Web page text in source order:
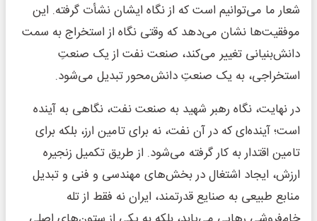
شعار ما می‌توانیم است که از نگاه ایشان نشأت گرفته. این
موفقیت‌ها نشان می‌دهد که وقتی نگاه از استخراج به سمت
دانش‌بنیانی تغییر می‌کند، صنعت نفت از یک صنعتِ
استخراجی، به یک صنعتِ دانش‌محور تبدیل می‌شود.
در نهایت، نگاه رهبر شهید به صنعت نفت، نگاهی به آینده
است؛ آینده‌ای که در آن نفت، نه برای تامین ارز، بلکه برای
تامین اقتدار به کار گرفته می‌شود. از طریق تکمیل زنجیره
ارزش، ایجاد اشتغال در بخش‌های مهندسی و فنی و تبدیل
منابع طبیعی به صنایع قدرتمند، ایران نه فقط از تله‌